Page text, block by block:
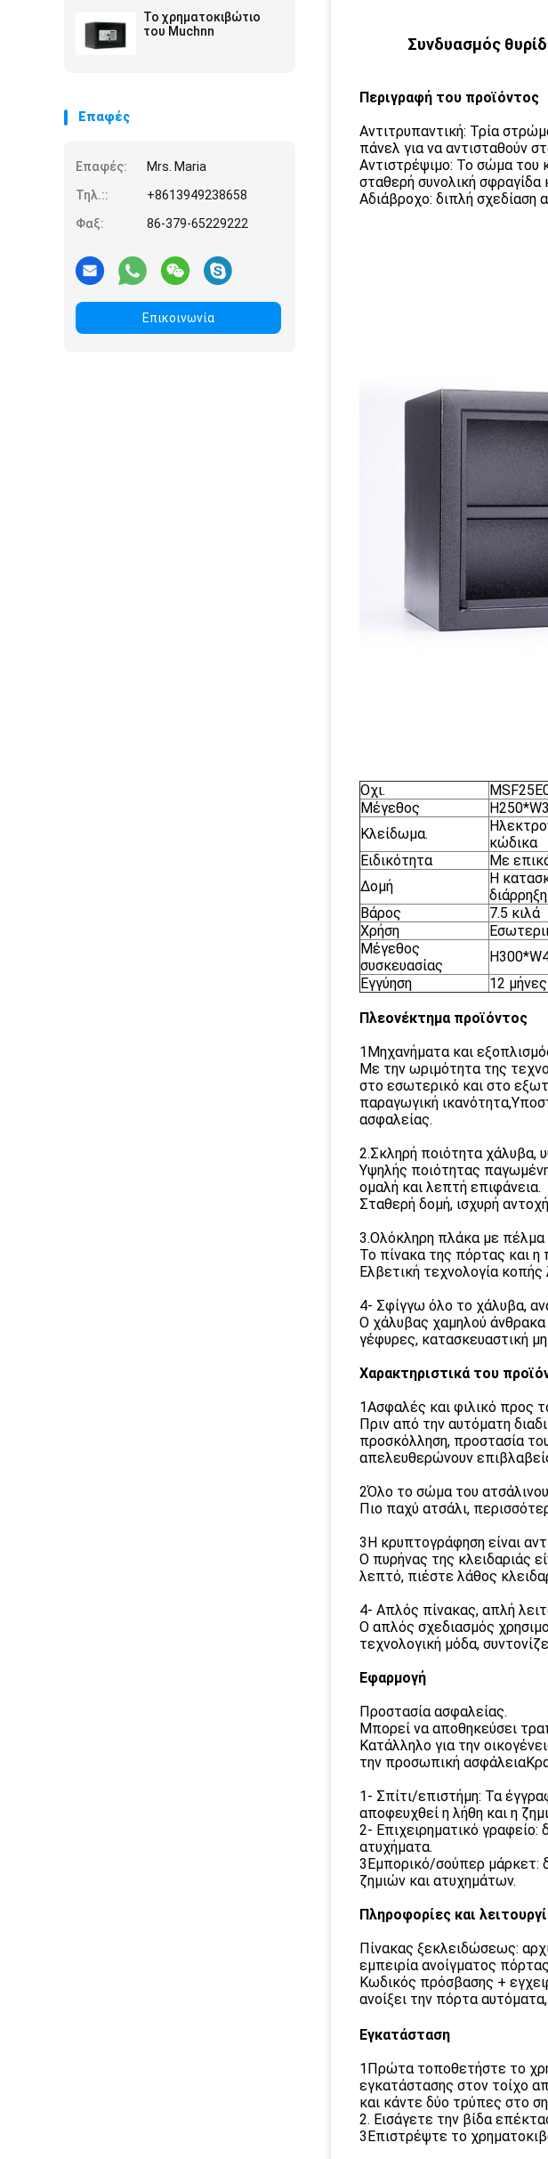
Το χρηματοκιβώτιο
του Muchnn
Επαφές
Επαφές:
Mrs. Maria
Τηλ.::
+8613949238658
Φαξ:
86-379-65229222
Επικοινωνία
Συνδυασμός
Περιγραφή του προϊόντος
Αντιτρυπαντική: Τρία
πάνελ για να αντισταθούν
Αντιστρέψιμο: Το σώμα του
σταθερή συνολική σφραγίδα
Αδιάβροχο: διπλή σχεδίαση
Οχι.
Μέγεθος
Κλείδωμα.
κώδικα
Ειδικότητα
Με
Δομή
Η
διάρρηξη.
Βάρος
7.5 κιλά
Χρήση
Μέγεθος
συσκευασίας
Εγγύηση
12 μήνες
Πλεονέκτημα προϊόντος
1Μηχανήματα και
Με την ωριμότητα της
στο εσωτερικό και στο
παραγωγική
ασφαλείας.
2.Σκληρή ποιότητα χάλυβα,
Υψηλής ποιότητας
ομαλή και λεπτή επιφάνεια.
Σταθερή δομή, ισχυρή
3.Ολόκληρη πλάκα με πέλμα
Το πίνακα της πόρτας και η
Ελβετική τεχνολογία κοπής
4- Σφίγγω όλο το χάλυβα,
Ο χάλυβας χαμηλού άνθρακα
γέφυρες, κατασκευαστική
Χαρακτηριστικά του
1Ασφαλές και φιλικό προς
Πριν από την αυτόματη
προσκόλληση, προστασία
απελευθερώνουν
2Όλο το σώμα του
Πιο παχύ ατσάλι,
3Η κρυπτογράφηση είναι
Ο πυρήνας της κλειδαριάς
λεπτό, πιέστε λάθος
4- Απλός πίνακας, απλή
Ο απλός σχεδιασμός
τεχνολογική μόδα,
Εφαρμογή
Προστασία ασφαλείας.
Μπορεί να αποθηκεύσει
Κατάλληλο για την
την προσωπική
1- Σπίτι/επιστήμη: Τα
αποφευχθεί η λήθη και η
2- Επιχειρηματικό
ατυχήματα.
3Εμπορικό/σούπερ μάρκετ:
ζημιών και ατυχημάτων.
Πληροφορίες και
Πίνακας ξεκλειδώσεως:
εμπειρία ανοίγματος
Κωδικός πρόσβασης +
ανοίξει την πόρτα
Εγκατάσταση
1Πρώτα τοποθετήστε το
εγκατάστασης στον τοίχο
και κάντε δύο τρύπες στο
2. Εισάγετε την βίδα
3Επιστρέψτε το